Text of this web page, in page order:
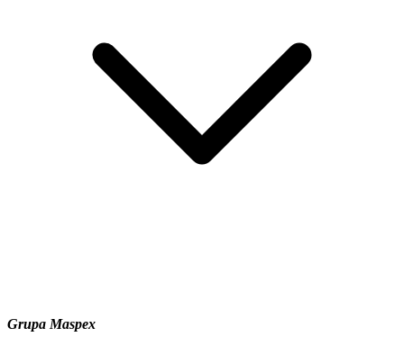
Grupa Maspex